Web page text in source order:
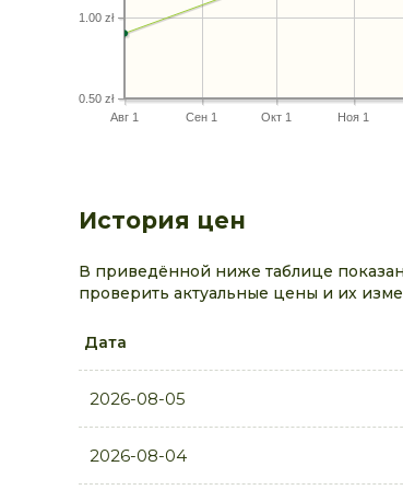
Авг 1 Сен 1 Окт 1 Ноя 1
0.50 zł
1.00 zł
История цен
В приведённой ниже таблице
проверить актуальные цены и их
Дата
2026-08-05
2026-08-04